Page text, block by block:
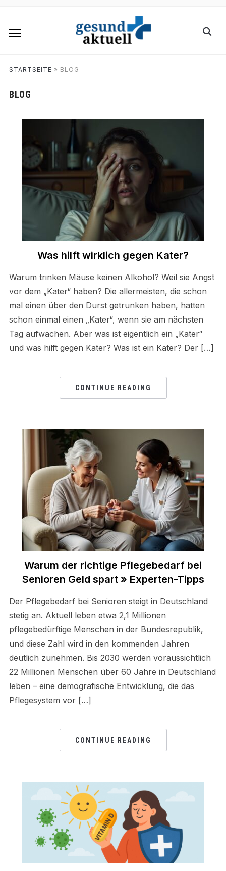
STARTSEITE » BLOG
BLOG
Was hilft wirklich gegen Kater?
Warum trinken Mäuse keinen Alkohol? Weil sie Angst
vor dem „Kater“ haben? Die allermeisten, die schon
mal einen über den Durst getrunken haben, hatten
schon einmal einen „Kater“, wenn sie am nächsten
Tag aufwachen. Aber was ist eigentlich ein „Kater“
und was hilft gegen Kater? Was ist ein Kater? Der […]
CONTINUE READING
Warum der richtige Pflegebedarf bei
Senioren Geld spart » Experten-Tipps
Der Pflegebedarf bei Senioren steigt in Deutschland
stetig an. Aktuell leben etwa 2,1 Millionen
pflegebedürftige Menschen in der Bundesrepublik,
und diese Zahl wird in den kommenden Jahren
deutlich zunehmen. Bis 2030 werden voraussichtlich
22 Millionen Menschen über 60 Jahre in Deutschland
leben – eine demografische Entwicklung, die das
Pflegesystem vor […]
CONTINUE READING